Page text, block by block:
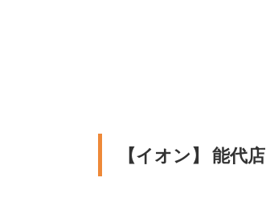
【イオン】 能代店